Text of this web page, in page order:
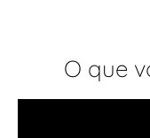
O que